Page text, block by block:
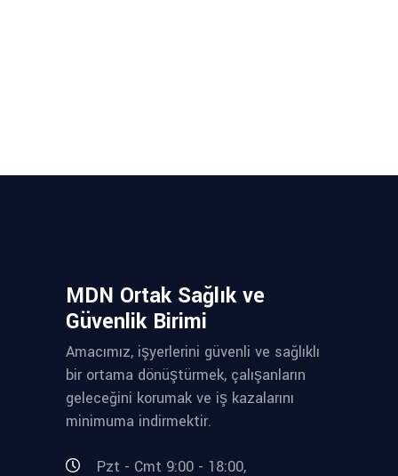
MDN Ortak Sağlık ve
Güvenlik Birimi
Amacımız, işyerlerini güvenli ve sağlıklı
bir ortama dönüştürmek, çalışanların
geleceğini korumak ve iş kazalarını
minimuma indirmektir.
Pzt - Cmt 9:00 - 18:00,